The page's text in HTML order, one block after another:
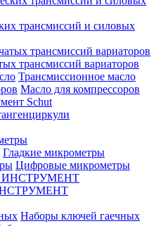
трансмиссий и силовых
трансмиссий вариаторов
Трансмиссионное масло
Масло для компрессоров
Schut
Гладкие микрометры
Цифровые микрометры
Наборы ключей гаечных